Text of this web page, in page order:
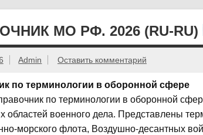
МО РФ. 2026 (RU-RU)
Admin Оставить комментарий
по терминологии в оборонной сфере
по терминологии в оборонной
областей военного дела. Представлены
морского флота, Воздушно-десантных